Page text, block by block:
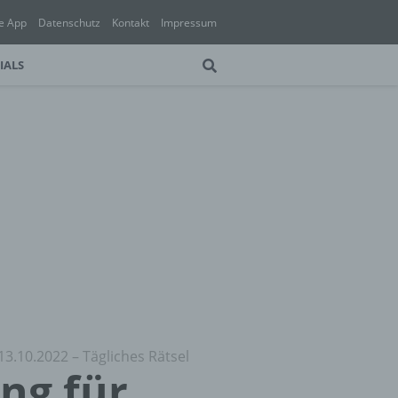
App Datenschutz Kontakt Impressum
– Tägliches Rätsel